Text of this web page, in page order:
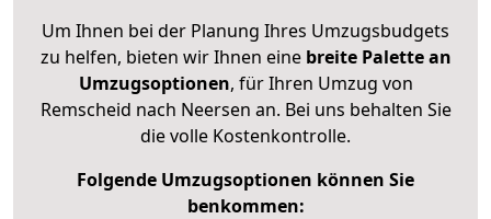
Um Ihnen bei der Planung Ihres Umzugsbudgets
zu helfen, bieten wir Ihnen eine breite Palette an
Umzugsoptionen, für Ihren Umzug von
Remscheid nach Neersen an. Bei uns behalten Sie
die volle Kostenkontrolle.
Folgende Umzugsoptionen können Sie
benkommen: